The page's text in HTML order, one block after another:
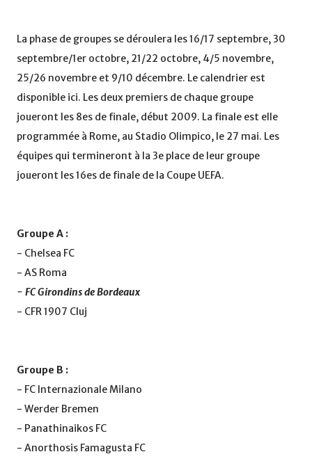
La phase de groupes se déroulera les 16/17 septembre, 30
septembre/1er octobre, 21/22 octobre, 4/5 novembre,
25/26 novembre et 9/10 décembre. Le calendrier est
disponible ici. Les deux premiers de chaque groupe
joueront les 8es de finale, début 2009. La finale est elle
programmée à Rome, au Stadio Olimpico, le 27 mai. Les
équipes qui termineront à la 3e place de leur groupe
joueront les 16es de finale de la Coupe UEFA.
Groupe A :
- Chelsea FC
- AS Roma
- FC Girondins de Bordeaux
- CFR 1907 Cluj
Groupe B :
- FC Internazionale Milano
- Werder Bremen
- Panathinaikos FC
- Anorthosis Famagusta FC